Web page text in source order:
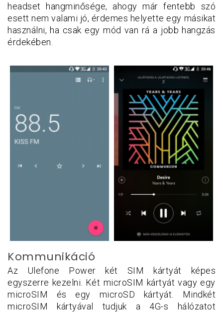
headset hangminősége, ahogy már fentebb szó
esett nem valami jó, érdemes helyette egy másikat
használni, ha csak egy mód van rá a jobb hangzás
érdekében.
Kommunikáció
Az Ulefone Power két SIM kártyát képes
egyszerre kezelni. Két microSIM kártyát vagy egy
microSIM és egy microSD kártyát. Mindkét
microSIM kártyával tudjuk a 4G-s hálózatot